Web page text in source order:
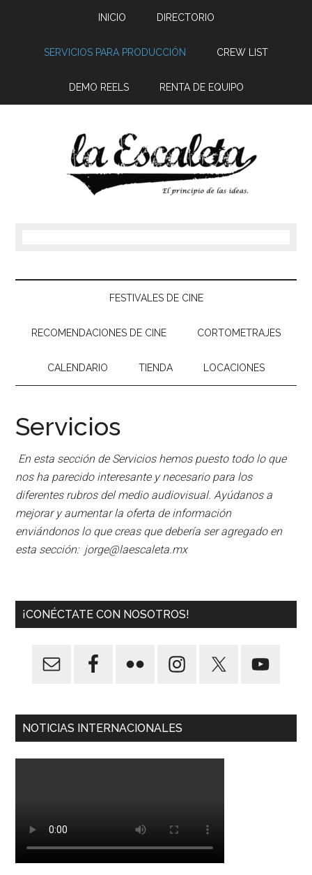
INICIO DIRECTORIO
SERVICIOS PARA PRODUCCIÓN CREW LIST
DEMO REELS RENTA DE EQUIPO
FESTIVALES DE CINE
RECOMENDACIONES DE CINE CORTOMETRAJES
CALENDARIO TIENDA LOCACIONES
Servicios
En esta sección de Servicios hemos puesto todo lo que
nos ha parecido interesante y necesario para los
diferentes rubros del medio audiovisual. Ayúdanos a
mejorar y aumentar la oferta de información
enviándonos lo que creas que debería ser agregado en
esta sección: jorge@laescaleta.mx
¡CONÉCTATE CON NOSOTROS!
NOTICIAS INTERNACIONALES